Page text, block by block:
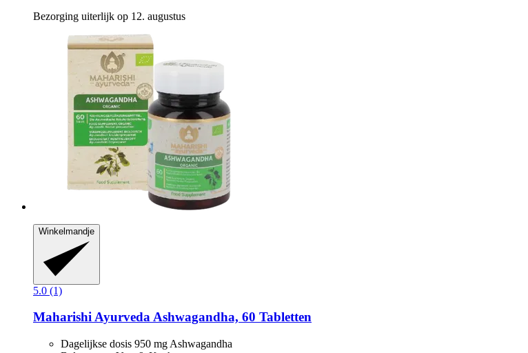
Bezorging uiterlijk op 12. augustus
Winkelmandje
5.0 (1)
Maharishi AyurvedaAshwagandha, 60 Tabletten
Dagelijkse dosis 950 mg Ashwagandha